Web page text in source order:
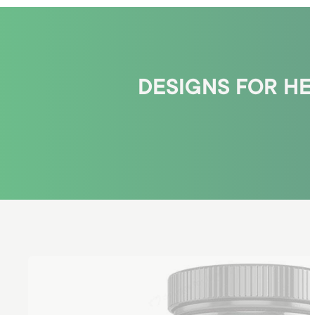
DESIGNS FOR